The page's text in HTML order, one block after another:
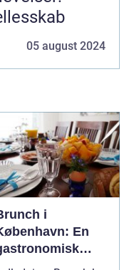
05 august 2024
i
En
til